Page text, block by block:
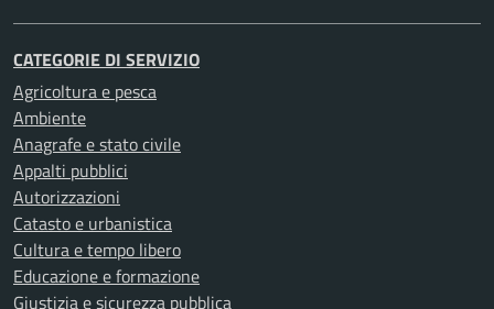
CATEGORIE DI SERVIZIO
Agricoltura e pesca
Ambiente
Anagrafe e stato civile
Appalti pubblici
Autorizzazioni
Catasto e urbanistica
Cultura e tempo libero
Educazione e formazione
Giustizia e sicurezza pubblica